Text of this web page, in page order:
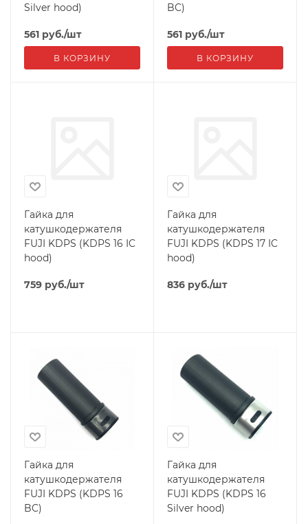
Silver hood)
561 руб./шт
В КОРЗИНУ
BC)
561 руб./шт
В КОРЗИНУ
Гайка для
катушкодержателя
FUJI KDPS (KDPS 16 IC
hood)
759 руб./шт
Гайка для
катушкодержателя
FUJI KDPS (KDPS 17 IC
hood)
836 руб./шт
Гайка для
катушкодержателя
FUJI KDPS (KDPS 16
BC)
Гайка для
катушкодержателя
FUJI KDPS (KDPS 16
Silver hood)